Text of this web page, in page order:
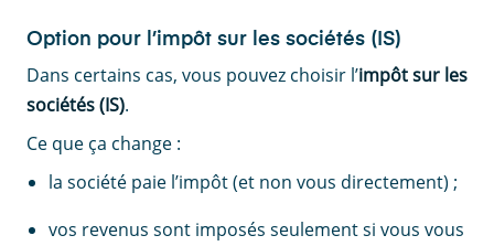
Option pour l’impôt sur les sociétés (IS)
Dans certains cas, vous pouvez choisir l’impôt sur les
sociétés (IS).
Ce que ça change :
la société paie l’impôt (et non vous directement) ;
vos revenus sont imposés seulement si vous vous